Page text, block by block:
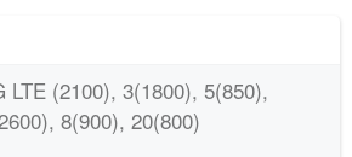
LTE (2100), 3(1800), 5(850),
8(900), 20(800)